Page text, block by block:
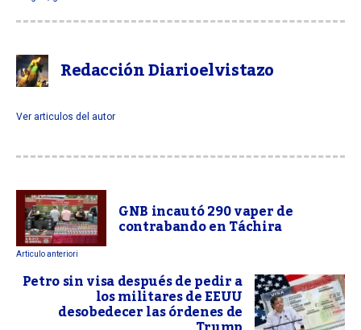
Redacción Diarioelvistazo
Ver articulos del autor
GNB incautó 290 vaper de
contrabando en Táchira
Articulo anteriori
Petro sin visa después de pedir a
los militares de EEUU
desobedecer las órdenes de